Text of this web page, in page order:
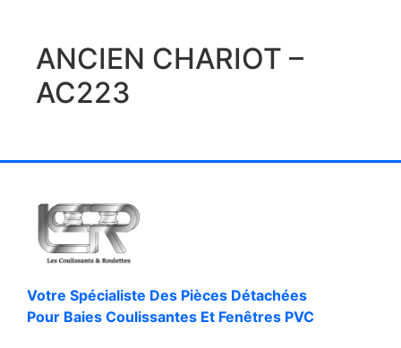
ANCIEN CHARIOT –
AC223
Votre Spécialiste Des Pièces Détachées
Pour Baies Coulissantes Et Fenêtres PVC